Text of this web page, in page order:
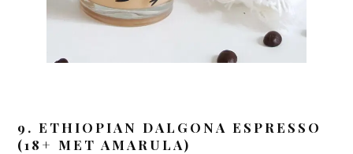
9.ETHIOPIAN DALGONA ESPRESSO
(18+ MET AMARULA)